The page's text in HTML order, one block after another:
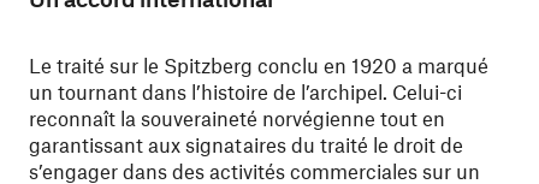
Le traité sur le Spitzberg conclu en 1920 a marqué
un tournant dans l’histoire de l’archipel. Celui-ci
reconnaît la souveraineté norvégienne tout en
garantissant aux signataires du traité le droit de
s’engager dans des activités commerciales sur un